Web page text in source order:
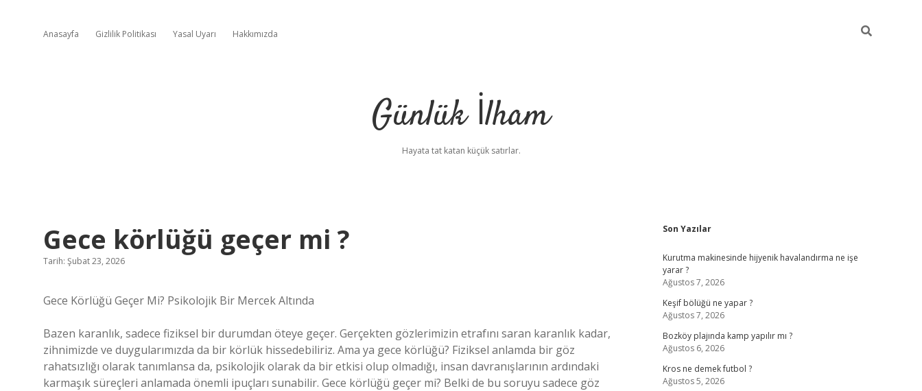
Anasayfa Gizlilik Politikası Yasal Uyarı Hakkımızda
Günlük İlham
Hayata tat katan küçük satırlar.
Gece körlüğü geçer mi ?
Tarih: Şubat 23, 2026
Gece Körlüğü Geçer Mi? Psikolojik Bir Mercek Altında
Bazen karanlık, sadece fiziksel bir durumdan öteye geçer. Gerçekten gözlerimizin etrafını saran karanlık kadar,
zihnimizde ve duygularımızda da bir körlük hissedebiliriz. Ama ya gece körlüğü? Fiziksel anlamda bir göz
rahatsızlığı olarak tanımlansa da, psikolojik olarak da bir etkisi olup olmadığı, insan davranışlarının ardındaki
karmaşık süreçleri anlamada önemli ipuçları sunabilir. Gece körlüğü geçer mi? Belki de bu soruyu sadece göz
Sidebar
Son Yazılar
Kurutma makinesinde hijyenik havalandırma ne işe
yarar ?
Ağustos 7, 2026
Keşif bölüğü ne yapar ?
Ağustos 7, 2026
Bozköy plajında kamp yapılır mı ?
Ağustos 6, 2026
Kros ne demek futbol ?
Ağustos 5, 2026